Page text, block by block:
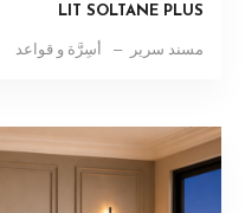
LIT SOLTANE PLUS
أسِرَّة و قواعد مسند سرير